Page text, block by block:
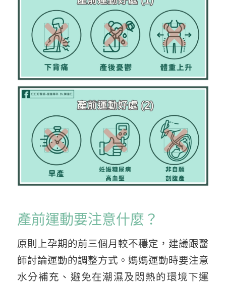
產前運動要注意什麼？
原則上孕期的前三個月較不穩定，建議跟醫
師討論運動的調整方式。媽媽運動時要注意
水分補充、避免在潮濕及悶熱的環境下運